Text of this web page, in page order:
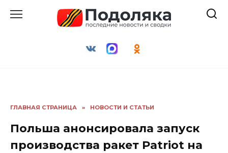
ГЛАВНАЯ СТРАНИЦА » НОВОСТИ И СТАТЬИ
Польша анонсировала запуск
производства ракет Patriot на